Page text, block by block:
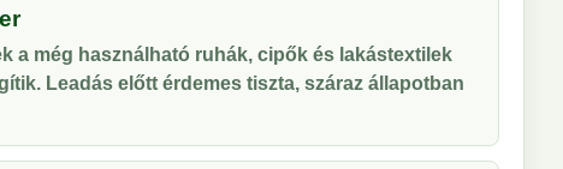
a még használható ruhák, cipők és lakástextilek
Leadás előtt érdemes tiszta, száraz állapotban